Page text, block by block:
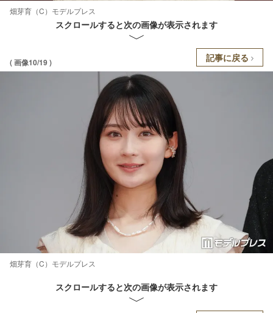
畑芽育（C）モデルプレス
スクロールすると次の画像が表示されます
( 画像10/19 ) 記事に戻る
畑芽育（C）モデルプレス
スクロールすると次の画像が表示されます